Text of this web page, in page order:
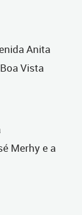
Anita
Vista
Merhy e a